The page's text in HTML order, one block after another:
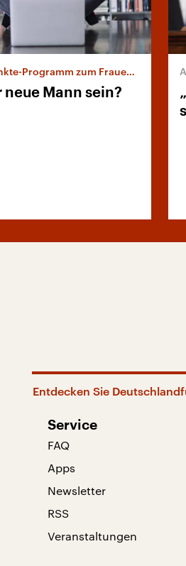
Programm zum Frauentag
neue Mann sein?
Entdecken Sie
Service
FAQ
Apps
Newsletter
RSS
Veranstaltungen